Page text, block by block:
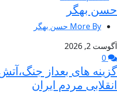
حسن بهگر
More By حسن بهگر
آگوست 2, 2026
گزینه های بعداز
انقلابی مردم ایران